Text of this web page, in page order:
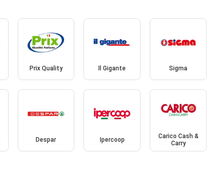
Prix Quality Il Gigante Sigma
Despar Ipercoop
Carico Cash &
Carry